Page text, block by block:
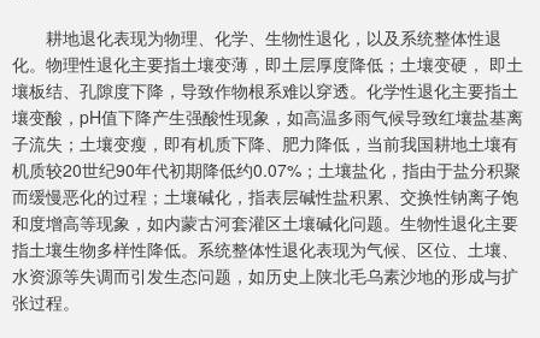
耕地退化表现为物理、化学、生物性退化，以及系统整体性退
化。物理性退化主要指土壤变薄，即土层厚度降低；土壤变硬， 即土
壤板结、孔隙度下降，导致作物根系难以穿透。化学性退化主要指土
壤变酸，pH值下降产生强酸性现象，如高温多雨气候导致红壤盐基离
子流失；土壤变瘦，即有机质下降、肥力降低，当前我国耕地土壤有
机质较20世纪90年代初期降低约0.07%；土壤盐化，指由于盐分积聚
而缓慢恶化的过程；土壤碱化，指表层碱性盐积累、交换性钠离子饱
和度增高等现象，如内蒙古河套灌区土壤碱化问题。生物性退化主要
指土壤生物多样性降低。系统整体性退化表现为气候、区位、土壤、
水资源等失调而引发生态问题，如历史上陕北毛乌素沙地的形成与扩
张过程。